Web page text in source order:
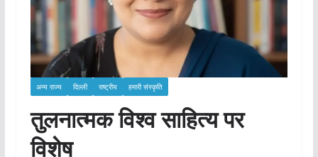
अन्य राज्य दिल्ली राष्ट्रीय हमारी संस्कृति
तुलनात्मक विश्व साहित्य पर
विशेष